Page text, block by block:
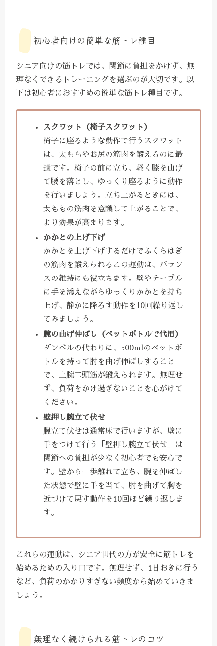
初心者向けの簡単な筋トレ種目
シニア向けの筋トレでは、関節に負担をかけず、無
理なくできるトレーニングを選ぶのが大切です。以
下は初心者におすすめの簡単な筋トレ種目です。
スクワット（椅子スクワット）
椅子に座るような動作で行うスクワット
は、太ももやお尻の筋肉を鍛えるのに最
適です。椅子の前に立ち、軽く膝を曲げ
て腰を落とし、ゆっくり座るように動作
を行いましょう。立ち上がるときには、
太ももの筋肉を意識して上がることで、
より効果が高まります。
かかとの上げ下げ
かかとを上げ下げするだけでふくらはぎ
の筋肉を鍛えられるこの運動は、バラン
スの維持にも役立ちます。壁やテーブル
に手を添えながらゆっくりかかとを持ち
上げ、静かに降ろす動作を10回繰り返し
てみましょう。
腕の曲げ伸ばし（ペットボトルで代用）
ダンベルの代わりに、500mlのペットボ
トルを持って肘を曲げ伸ばしすること
で、上腕二頭筋が鍛えられます。無理せ
ず、負荷をかけ過ぎないことを心がけて
ください。
壁押し腕立て伏せ
腕立て伏せは通常床で行いますが、壁に
手をつけて行う「壁押し腕立て伏せ」は
関節への負担が少なく初心者でも安心で
す。壁から一歩離れて立ち、腕を伸ばし
た状態で壁に手を当て、肘を曲げて胸を
近づけて戻す動作を10回ほど繰り返しま
す。
これらの運動は、シニア世代の方が安全に筋トレを
始めるための入り口です。無理せず、1日おきに行う
など、負荷のかかりすぎない頻度から始めていきま
しょう。
無理なく続けられる筋トレのコツ